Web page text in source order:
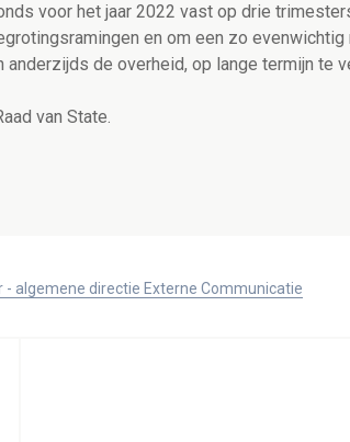
voor het jaar 2022 vast op drie
en om een zo evenwichtig
de overheid, op lange termijn te
van State.
- algemene directie Externe Communicatie